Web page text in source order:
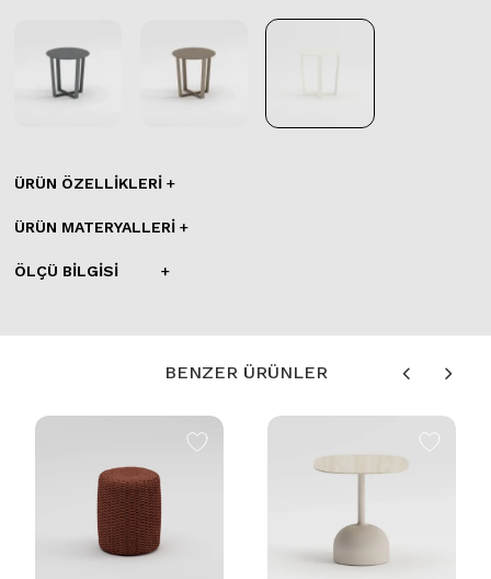
ÜRÜN ÖZELLIKLERI
ÜRÜN MATERYALLERI
ÖLÇÜ BILGISI
BENZER ÜRÜNLER